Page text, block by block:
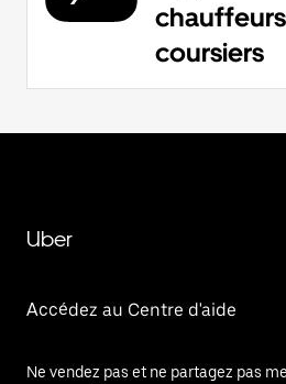
coursiers
Uber
Accédez au Centre d'aide
Ne vendez pas et ne partagez pas